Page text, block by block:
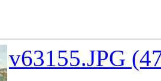
v63155.JPG